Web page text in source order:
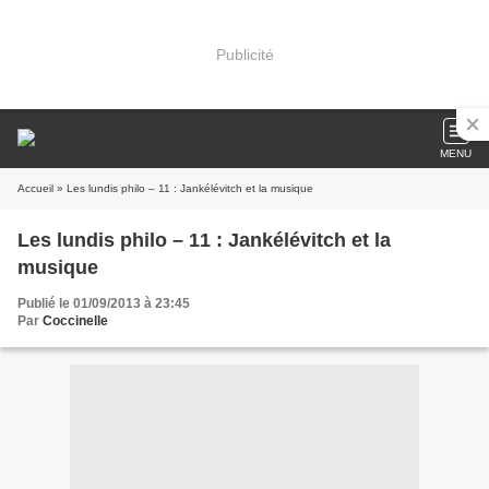
Publicité
MENU
Accueil » Les lundis philo – 11 : Jankélévitch et la musique
Les lundis philo – 11 : Jankélévitch et la
musique
Publié le 01/09/2013 à 23:45
Par Coccinelle